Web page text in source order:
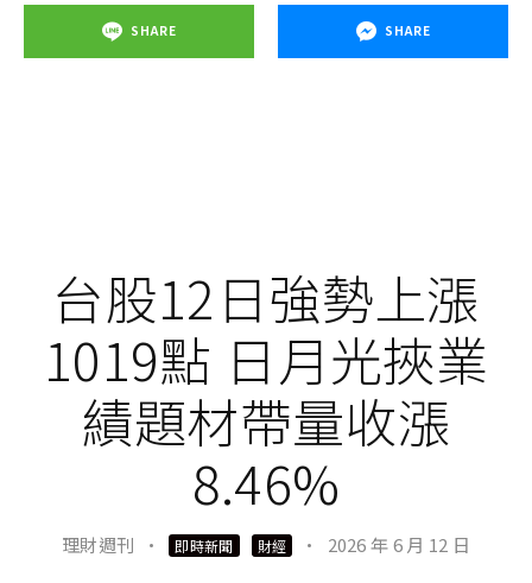
SHARE SHARE
台股12日強勢上漲
1019點 日月光挾業
績題材帶量收漲
8.46%
理財週刊 · 即時新聞 財經 · 2026 年 6 月 12 日